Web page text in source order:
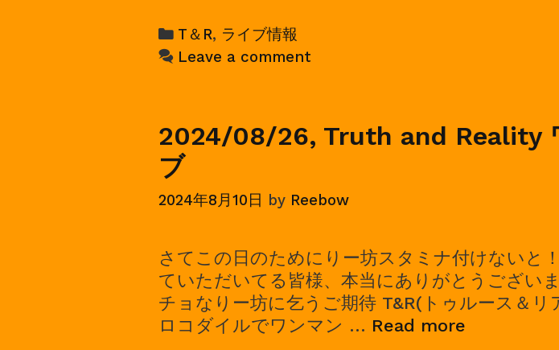
and
Reality
ン
ブ
Categories
T＆R, ライブ情報
Leave a comment
2024/08/26, Truth and Reality
ブ
2024年8月10日 by Reebow
さてこの日のためにりー坊スタミナ付けないと
ていただいてる皆様、本当にありがとうござい
チョなりー坊に乞うご期待 T&R(トゥルース＆リ
ロコダイルでワンマン … Read more